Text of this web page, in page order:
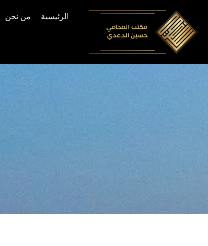
Skip
content
الرئيسية من نحن